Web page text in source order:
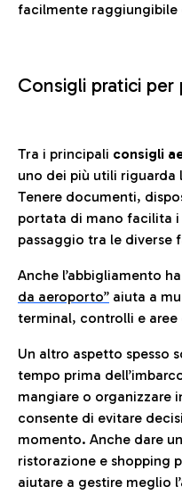
facilmente raggiungibile
Consigli pratici per
Tra i principali consigli
uno dei più utili riguarda
Tenere documenti,
portata di mano facilita
passaggio tra le diverse
Anche l’abbigliamento
da aeroporto” aiuta a
terminal, controlli e aree
Un altro aspetto spesso
tempo prima
mangiare o organizzare
consente di evitare
momento. Anche dare
ristorazione e shopping
aiutare a gestire meglio